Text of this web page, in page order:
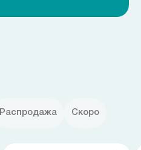
Распродажа Скоро